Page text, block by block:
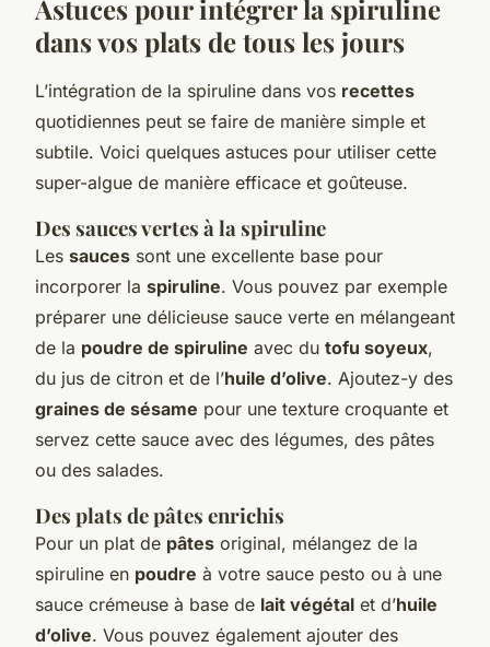
Astuces pour intégrer la spiruline
dans vos plats de tous les jours
L’intégration de la spiruline dans vos recettes
quotidiennes peut se faire de manière simple et
subtile. Voici quelques astuces pour utiliser cette
super-algue de manière efficace et goûteuse.
Des sauces vertes à la spiruline
Les sauces sont une excellente base pour
incorporer la spiruline. Vous pouvez par exemple
préparer une délicieuse sauce verte en mélangeant
de la poudre de spiruline avec du tofu soyeux,
du jus de citron et de l’huile d’olive. Ajoutez-y des
graines de sésame pour une texture croquante et
servez cette sauce avec des légumes, des pâtes
ou des salades.
Des plats de pâtes enrichis
Pour un plat de pâtes original, mélangez de la
spiruline en poudre à votre sauce pesto ou à une
sauce crémeuse à base de lait végétal et d’huile
d’olive. Vous pouvez également ajouter des